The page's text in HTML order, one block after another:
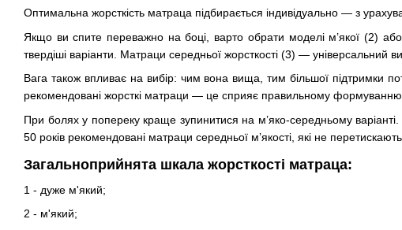
Оптимальна жорсткість матраца підбирається індивідуально — з
Якщо ви спите переважно на боці, варто обрати моделі м’якої (2)
твердіші варіанти. Матраци середньої жорсткості (3) — універсальний
Вага також впливає на вибір: чим вона вища, тим більшої підтримки
рекомендовані жорсткі матраци — це сприяє правильному формуванню
При болях у попереку краще зупинитися на м’яко-середньому
50 років рекомендовані матраци середньої м’якості, які не
Загальноприйнята шкала жорсткості матраца:
1 - дуже м'який;
2 - м'який;